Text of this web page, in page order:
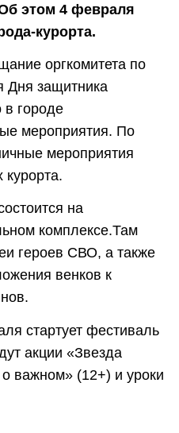
этом 4 февраля
курорта.
оргкомитета по
Дня защитника
в городе
мероприятия. По
мероприятия
курорта.
на
комплексе.Там
героев СВО, а также
венков к
стартует фестиваль
акции «Звезда
важном» (12+) и уроки